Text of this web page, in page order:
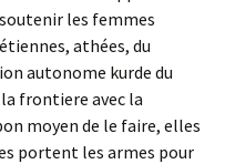
les femmes
athées, du
autonome kurde du
frontiere avec la
moyen de le faire, elles
portent les armes pour